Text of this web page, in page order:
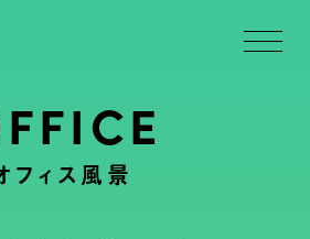
フィス風景